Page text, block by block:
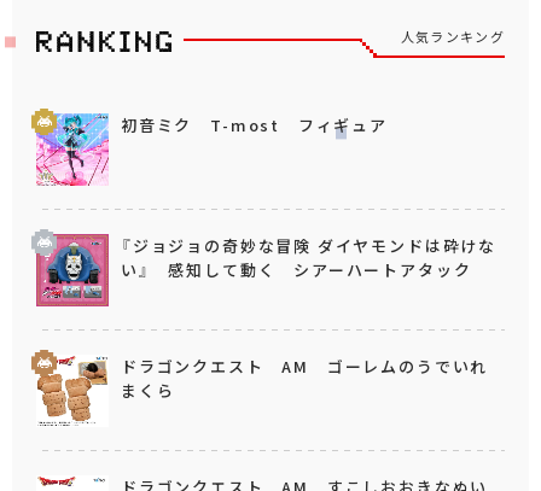
人気ランキング
初音ミク T-most フィギュア
『ジョジョの奇妙な冒険 ダイヤモンドは砕けな
い』 感知して動く シアーハートアタック
ドラゴンクエスト AM ゴーレムのうでいれ
まくら
ドラゴンクエスト AM すこしおおきなぬい